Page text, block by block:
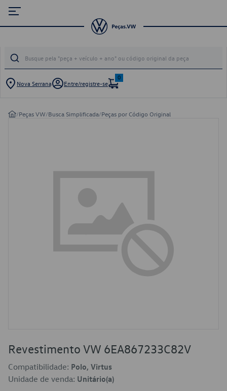
Nova Serrana Entre/registre-se
0
/Peças VW/Busca Simplificada/Peças por Código Original
Revestimento VW 6EA867233C82V
Compatibilidade: Polo, Virtus
Unidade de venda: Unitário(a)